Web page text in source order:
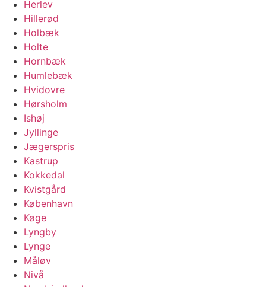
Herlev
Hillerød
Holbæk
Holte
Hornbæk
Humlebæk
Hvidovre
Hørsholm
Ishøj
Jyllinge
Jægerspris
Kastrup
Kokkedal
Kvistgård
København
Køge
Lyngby
Lynge
Måløv
Nivå